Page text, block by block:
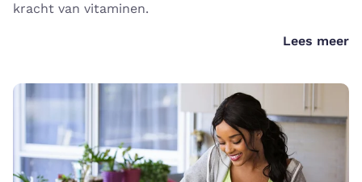
kracht van vitaminen.
Lees meer